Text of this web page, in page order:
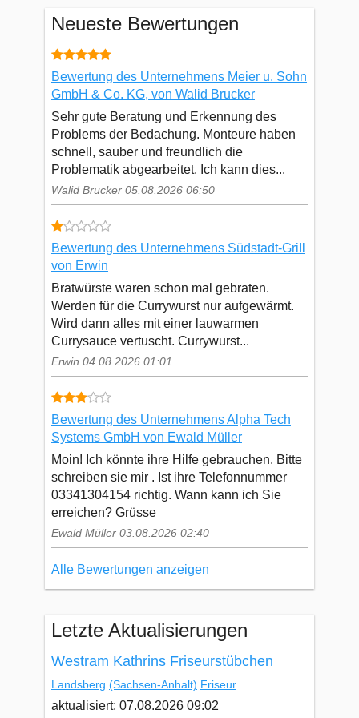
Neueste Bewertungen
Bewertung des Unternehmens Meier u. Sohn
GmbH & Co. KG, von Walid Brucker
Sehr gute Beratung und Erkennung des
Problems der Bedachung. Monteure haben
schnell, sauber und freundlich die
Problematik abgearbeitet. Ich kann dies...
Walid Brucker 05.08.2026 06:50
Bewertung des Unternehmens Südstadt-Grill
von Erwin
Bratwürste waren schon mal gebraten.
Werden für die Currywurst nur aufgewärmt.
Wird dann alles mit einer lauwarmen
Currysauce vertuscht. Currywurst...
Erwin 04.08.2026 01:01
Bewertung des Unternehmens Alpha Tech
Systems GmbH von Ewald Müller
Moin! Ich könnte ihre Hilfe gebrauchen. Bitte
schreiben sie mir . Ist ihre Telefonnummer
03341304154 richtig. Wann kann ich Sie
erreichen? Grüsse
Ewald Müller 03.08.2026 02:40
Alle Bewertungen anzeigen
Letzte Aktualisierungen
Westram Kathrins Friseurstübchen
Landsberg (Sachsen-Anhalt) Friseur
aktualisiert: 07.08.2026 09:02